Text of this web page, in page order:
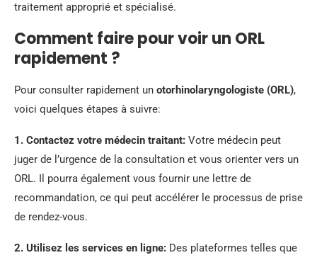
traitement approprié et spécialisé.
Comment faire pour voir un ORL
rapidement ?
Pour consulter rapidement un otorhinolaryngologiste (ORL),
voici quelques étapes à suivre:
1. Contactez votre médecin traitant: Votre médecin peut
juger de l’urgence de la consultation et vous orienter vers un
ORL. Il pourra également vous fournir une lettre de
recommandation, ce qui peut accélérer le processus de prise
de rendez-vous.
2. Utilisez les services en ligne: Des plateformes telles que